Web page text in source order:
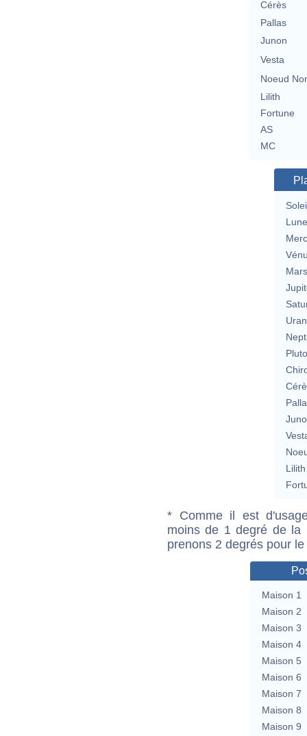
Cérès
Pallas
Junon
Vesta
Noeud
Lilith
Fortune
AS
MC
Lune
Mars
Lilith
* Comme il est
moins de 1 degré de la
prenons 2 degrés pour
Maison 1
Maison 2
Maison 3
Maison 4
Maison 5
Maison 6
Maison 7
Maison 8
Maison 9